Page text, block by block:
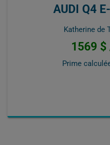
AUDI Q4
Katherine de
1569 $
Prime